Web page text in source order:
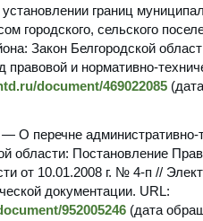
границ
городского, сельского
Закон Белгородской
и нормативно-
document/469022085
О перечне административно-
области: Постановление
от 10.01.2008 г. № 4-п //
документации. URL:
952005246 (дата